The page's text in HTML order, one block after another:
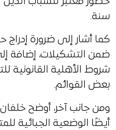
سنة.
كما أشار إلى ضرورة
ضمن التشكيلات، إضافة
شروط الأهلية القانونية
بعض القوائم.
ومن جانب آخر، أوضح
أيضًا الوضعية الجبائية